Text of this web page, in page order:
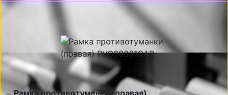
Рамка противотуманки (правая)